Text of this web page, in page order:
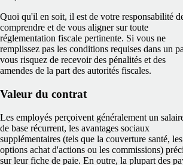
Quoi qu'il en soit, il est de votre responsabilité
comprendre et de vous aligner sur toute
réglementation fiscale pertinente. Si vous ne
remplissez pas les conditions requises dans un
vous risquez de recevoir des pénalités et des
amendes de la part des autorités fiscales.
Valeur du contrat
Les employés perçoivent généralement un
de base récurrent, les avantages sociaux
supplémentaires (tels que la couverture santé, les
options achat d'actions ou les commissions)
sur leur fiche de paie. En outre, la plupart des